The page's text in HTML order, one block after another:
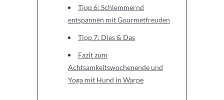
Tipp 6: Schlemmernd
entspannen mit Gourmetfreuden
Tipp 7: Dies & Das
Fazit zum
Achtsamkeitswochenende und
Yoga mit Hund in Warpe